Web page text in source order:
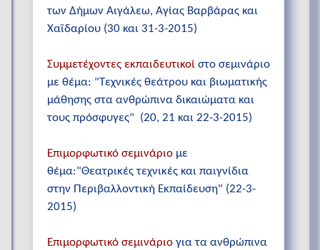
των Δήμων Αιγάλεω, Αγίας Βαρβάρας και
Χαϊδαρίου (30 και 31-3-2015)
Συμμετέχοντες εκπαιδευτικοί στο σεμινάριο
με θέμα: "Τεχνικές θεάτρου και βιωματικής
μάθησης στα ανθρώπινα δικαιώματα και
τους πρόσφυγες" (20, 21 και 22-3-2015)
Επιμορφωτικό σεμινάριο με
θέμα:"Θεατρικές τεχνικές και παιγνίδια
στην Περιβαλλοντική Εκπαίδευση" (22-3-
2015)
Επιμορφωτικό σεμινάριο για τα ανθρώπινα